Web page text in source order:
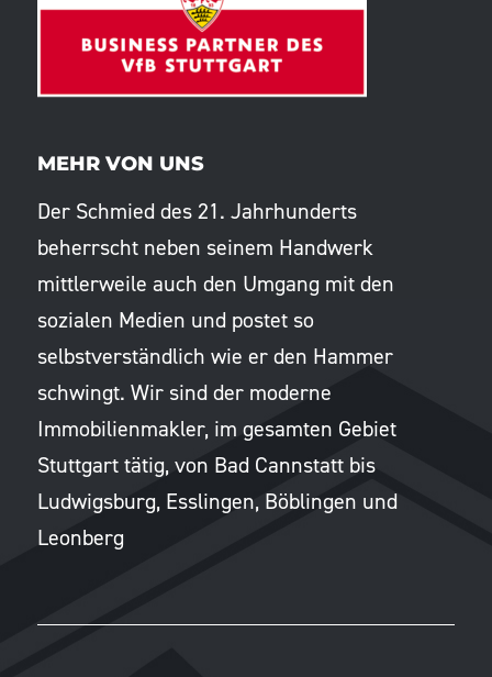
MEHR VON UNS
Der Schmied des 21. Jahrhunderts
beherrscht neben seinem Handwerk
mittlerweile auch den Umgang mit den
sozialen Medien und postet so
selbstverständlich wie er den Hammer
schwingt. Wir sind der moderne
Immobilienmakler, im gesamten Gebiet
Stuttgart tätig, von Bad Cannstatt bis
Ludwigsburg, Esslingen, Böblingen und
Leonberg